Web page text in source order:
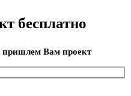
бесплатно
пришлем Вам проект